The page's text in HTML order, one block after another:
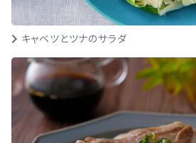
キャベツとツナのサラダ